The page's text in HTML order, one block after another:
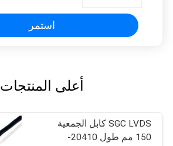
استمر
أعلى المنتجات
SGC LVDS كابل الجمعية
150 مم طول 20410-